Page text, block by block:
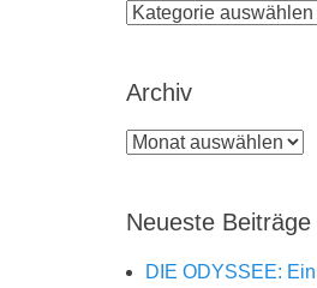
Rubriken
Archiv
Archiv
Neueste Beiträge
DIE ODYSSEE: